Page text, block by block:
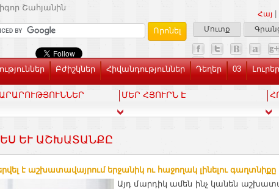
Հայ
Մուտք
Շահյանին
Բժիշկներ Հիվանդություններ Դեղեր 03 Լուրեր
ՄԵՐ ՀՅՈՒՐՆ Է
ԵՍ ԵՒ ԱՇԽԱՏԱՆՔԸ
է աշխատավայրում երջանիկ ու հաջողակ լինելու գաղտնիքը
Այդ մարդիկ ամեն ինչ կանեն